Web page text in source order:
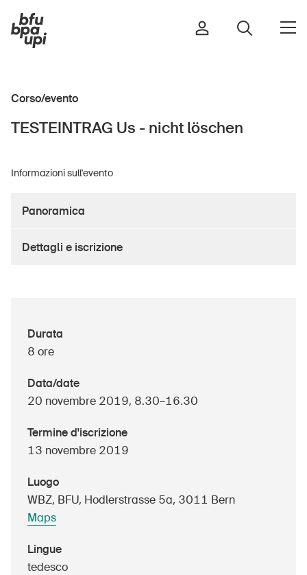
Sport e attività fisica
Edifici e impianti
Bambini
Sinus Plus
Posti vacanti
Ordinare & scaricare materiali
Corso/evento
TESTEINTRAG Us - nicht löschen
Informazioni sull'evento
Panoramica
Dettagli e iscrizione
Durata
8 ore
Data/date
20 novembre 2019, 8.30–16.30
Termine d'iscrizione
13 novembre 2019
Luogo
WBZ, BFU, Hodlerstrasse 5a, 3011 Bern
Maps
Lingue
tedesco